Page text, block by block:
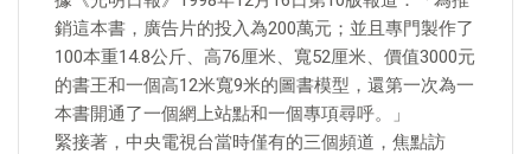
銷這本書，廣告片的投入為200萬元；並且專門製作了
100本重14.8公斤、高76厘米、寬52厘米、價值3000元
的書王和一個高12米寬9米的圖書模型，還第一次為一
本書開通了一個網上站點和一個專項尋呼。」
緊接著，中央電視台當時僅有的三個頻道，焦點訪